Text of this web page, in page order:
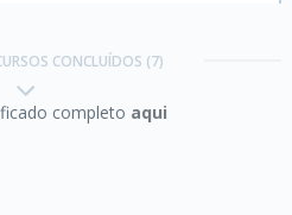
CONCLUÍDOS (7)
completo aqui